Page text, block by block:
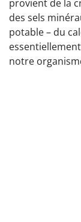
provient de la
des sels
potable – du
notre